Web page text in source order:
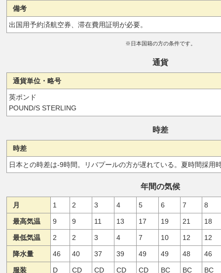
備考
出国用予約済航空券、滞在費用証明が必要。
※日本国籍の方の条件です。
通貨
通貨単位・略号
英ポンド
POUND/S STERLING
時差
時差
日本との時差は-9時間。リバプールの方が遅れている。夏時間採用
年間の気候
月 1 2 3 4 5 6 7 8
最高気温 9 9 11 13 17 19 21 18
最低気温 2 2 3 4 7 10 12 12
降水量 46 40 37 39 49 49 48 46
服装 D CD CD CD CD BC BC BC